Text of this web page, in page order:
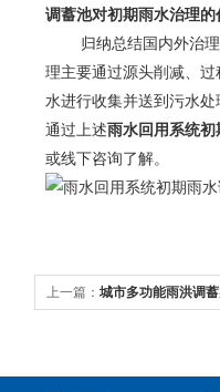
调蓄池对初期雨水治理的
归纳总结国内外治理
理主要通过源头削减、
水进行收集并送到污水
通过上述雨水回用系统
或线下咨询了解。
上一篇： 城市多功能雨洪调